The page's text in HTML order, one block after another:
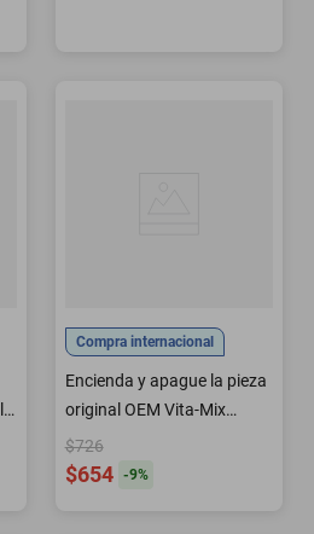
Compra internacional
Encienda y apague la pieza
original OEM Vita-Mix
15758
$726
$654 -9%